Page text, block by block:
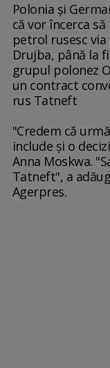
Polonia şi
că vor încerca
petrol rusesc
Drujba, până la
grupul polonez
un contract
rus Tatneft
"Credem că
include şi o
Anna Moskwa.
Tatneft", a
Agerpres.